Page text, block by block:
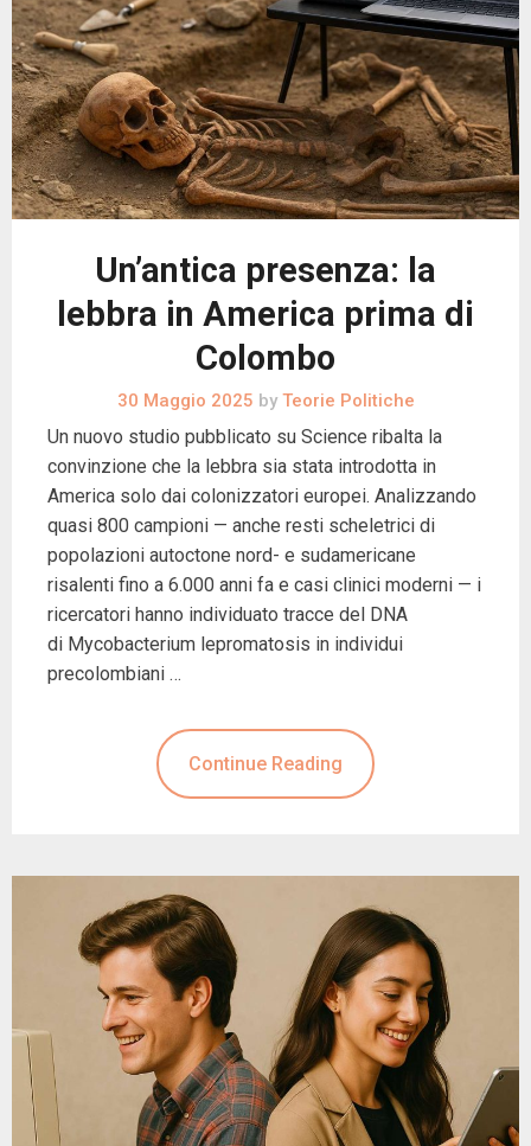
Un’antica presenza: la
lebbra in America prima di
Colombo
30 Maggio 2025 byTeorie Politiche
Un nuovo studio pubblicato su Science ribalta la
convinzione che la lebbra sia stata introdotta in
America solo dai colonizzatori europei. Analizzando
quasi 800 campioni — anche resti scheletrici di
popolazioni autoctone nord- e sudamericane
risalenti fino a 6.000 anni fa e casi clinici moderni — i
ricercatori hanno individuato tracce del DNA
di Mycobacterium lepromatosis in individui
precolombiani …
Continue Reading